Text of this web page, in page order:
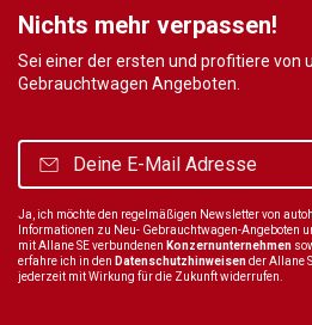
Nichts mehr verpassen!
Sei einer der ersten und profitiere von
Gebrauchtwagen Angeboten.
Ja, ich möchte den regelmäßigen Newsletter von
Informationen zu Neu- Gebrauchtwagen-Angeboten
mit Allane SE verbundenen Konzernunternehmen
erfahre ich in den Datenschutzhinweisender Allane
jederzeit mit Wirkung für die Zukunft widerrufen.